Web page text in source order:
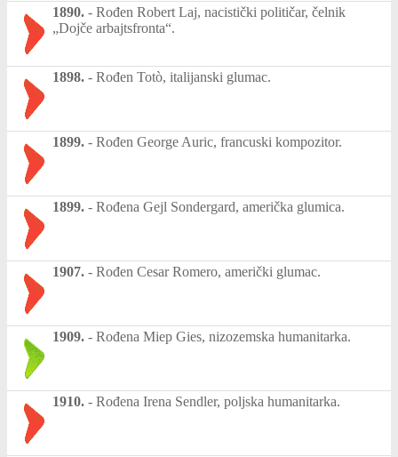
1890. - Rođen Robert Laj, nacistički političar, čelnik
„Dojče arbajtsfronta“.
1898. - Rođen Totò, italijanski glumac.
1899. - Rođen George Auric, francuski kompozitor.
1899. - Rođena Gejl Sondergard, američka glumica.
1907. - Rođen Cesar Romero, američki glumac.
1909. - Rođena Miep Gies, nizozemska humanitarka.
1910. - Rođena Irena Sendler, poljska humanitarka.